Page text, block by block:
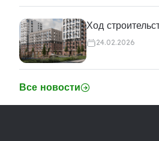
Ход
24.02.2026
Все новости